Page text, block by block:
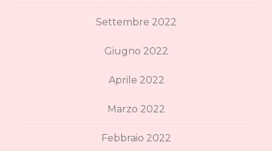
Settembre 2022
Giugno 2022
Aprile 2022
Marzo 2022
Febbraio 2022